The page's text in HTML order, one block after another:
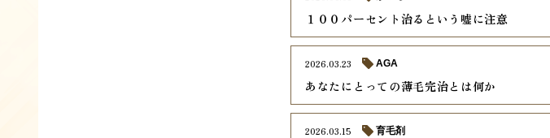
１００パーセント治るという嘘に注意
あなたにとっての薄毛完治とは何か
2026.03.23 AGA
2026.03.15 育毛剤